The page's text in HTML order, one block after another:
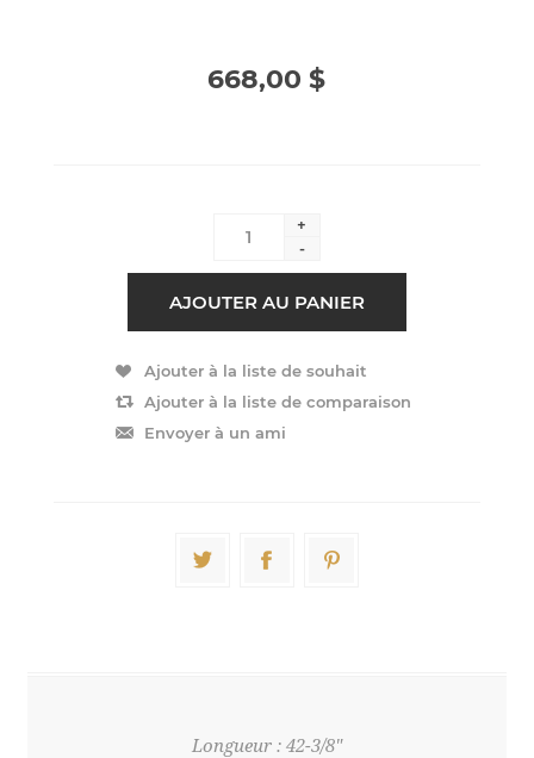
668,00 $
+
-
Longueur : 42-3/8"